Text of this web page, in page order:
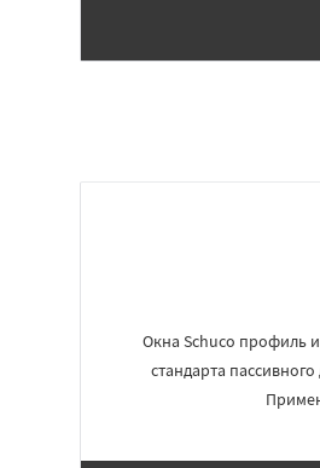
Окна Schuco профиль
стандарта